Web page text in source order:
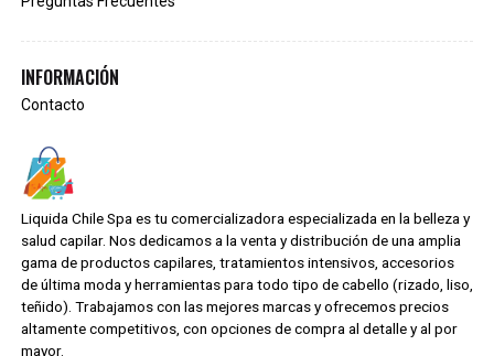
INFORMACIÓN
Contacto
Liquida Chile Spa es tu comercializadora especializada en la belleza y
salud capilar. Nos dedicamos a la venta y distribución de una amplia
gama de productos capilares, tratamientos intensivos, accesorios
de última moda y herramientas para todo tipo de cabello (rizado, liso,
teñido). Trabajamos con las mejores marcas y ofrecemos precios
altamente competitivos, con opciones de compra al detalle y al por
mayor.